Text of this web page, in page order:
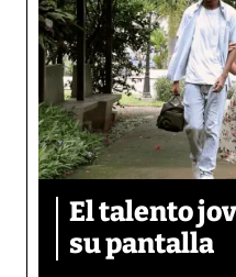
El talento
su pantalla​